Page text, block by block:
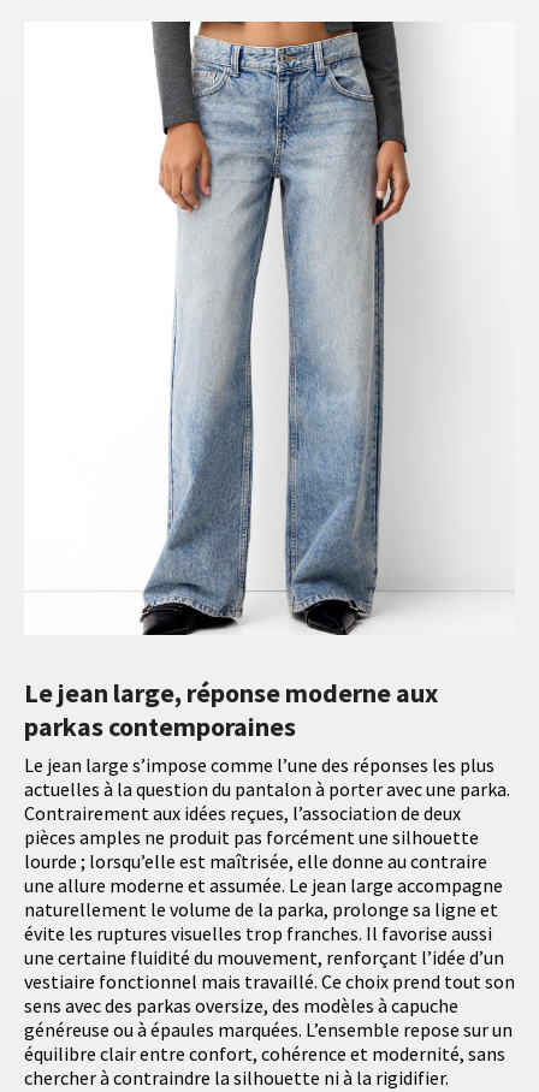
Le jean large, réponse moderne aux
parkas contemporaines
Le jean large s’impose comme l’une des réponses les plus
actuelles à la question du pantalon à porter avec une parka.
Contrairement aux idées reçues, l’association de deux
pièces amples ne produit pas forcément une silhouette
lourde ; lorsqu’elle est maîtrisée, elle donne au contraire
une allure moderne et assumée. Le jean large accompagne
naturellement le volume de la parka, prolonge sa ligne et
évite les ruptures visuelles trop franches. Il favorise aussi
une certaine fluidité du mouvement, renforçant l’idée d’un
vestiaire fonctionnel mais travaillé. Ce choix prend tout son
sens avec des parkas oversize, des modèles à capuche
généreuse ou à épaules marquées. L’ensemble repose sur un
équilibre clair entre confort, cohérence et modernité, sans
chercher à contraindre la silhouette ni à la rigidifier.